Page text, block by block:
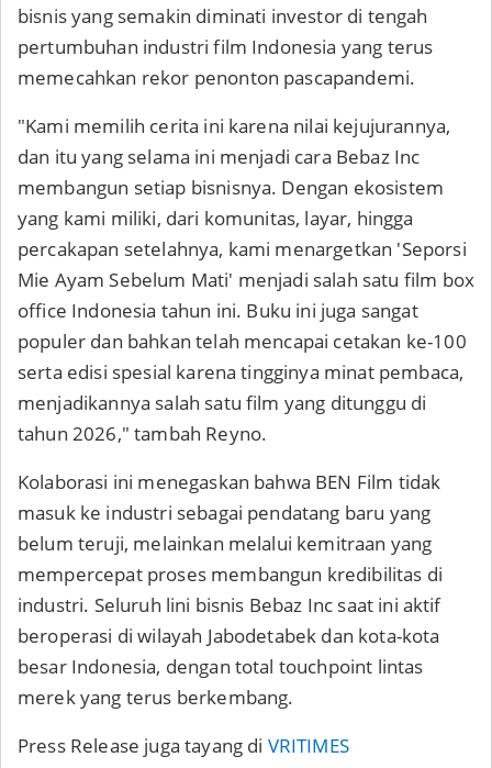
bisnis yang semakin diminati investor di tengah
pertumbuhan industri film Indonesia yang terus
memecahkan rekor penonton pascapandemi.
"Kami memilih cerita ini karena nilai kejujurannya,
dan itu yang selama ini menjadi cara Bebaz Inc
membangun setiap bisnisnya. Dengan ekosistem
yang kami miliki, dari komunitas, layar, hingga
percakapan setelahnya, kami menargetkan 'Seporsi
Mie Ayam Sebelum Mati' menjadi salah satu film box
office Indonesia tahun ini. Buku ini juga sangat
populer dan bahkan telah mencapai cetakan ke-100
serta edisi spesial karena tingginya minat pembaca,
menjadikannya salah satu film yang ditunggu di
tahun 2026," tambah Reyno.
Kolaborasi ini menegaskan bahwa BEN Film tidak
masuk ke industri sebagai pendatang baru yang
belum teruji, melainkan melalui kemitraan yang
mempercepat proses membangun kredibilitas di
industri. Seluruh lini bisnis Bebaz Inc saat ini aktif
beroperasi di wilayah Jabodetabek dan kota-kota
besar Indonesia, dengan total touchpoint lintas
merek yang terus berkembang.
Press Release juga tayang di VRITIMES